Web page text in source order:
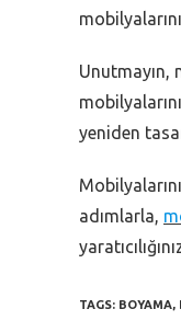
Unutmayın,
yeniden
adımlarla,
TAGS: BOYAMA,